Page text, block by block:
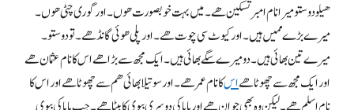
ھیلو دوستو میرا نام امبر تسکین ھے۔ میں بہت خوبصورت ھوں۔ اور گوری چٹی ھوں۔
میرے بڑے ممیں ہیں۔ اور کیوٹ سی چوت ھے۔ اور پلی ھوئی گانڈ ھے۔ تو دوستو۔
میرے تین بھائی ہیں۔ دو میرے سگے بھائی ہیں۔ ایک مجھ سے بڑا ھے اس کا نام عثمان ھے
اور ایک مجھ سے چھوٹا ھےاسکا نام عمر ھے۔ اور سوتیلا بھائی ھم سے چھوٹا ھے اور اس کا